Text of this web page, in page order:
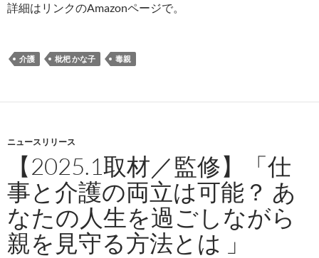
詳細はリンクのAmazonページで。
介護 枇杷 かな子 毒親
ニュースリリース
【2025.1取材／監修】「仕
事と介護の両立は可能？ あ
なたの人生を過ごしながら
親を見守る方法とは 」